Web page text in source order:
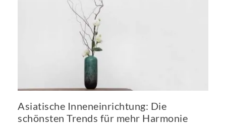
Asiatische Inneneinrichtung: Die
schönsten Trends für mehr Harmonie